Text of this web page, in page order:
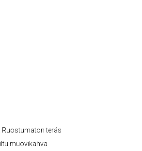
Ruostumaton teräs
muovikahva